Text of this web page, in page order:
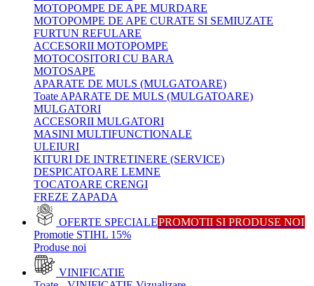
MOTOPOMPE DE APE MURDARE
MOTOPOMPE DE APE CURATE SI SEMIUZATE
FURTUN REFULARE
ACCESORII MOTOPOMPE
MOTOCOSITORI CU BARA
MOTOSAPE
APARATE DE MULS (MULGATOARE)
Toate APARATE DE MULS (MULGATOARE)
MULGATORI
ACCESORII MULGATORI
MASINI MULTIFUNCTIONALE
ULEIURI
KITURI DE INTRETINERE (SERVICE)
DESPICATOARE LEMNE
TOCATOARE CRENGI
FREZE ZAPADA
OFERTE SPECIALEPROMOTII SI PRODUSE NOI
Promotie STIHL 15%
Produse noi
VINIFICATIE